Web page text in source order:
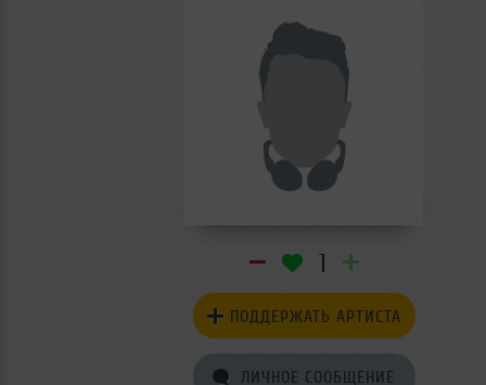
1
ПОДДЕРЖАТЬ АРТИСТА
ЛИЧНОЕ СООБЩЕНИЕ